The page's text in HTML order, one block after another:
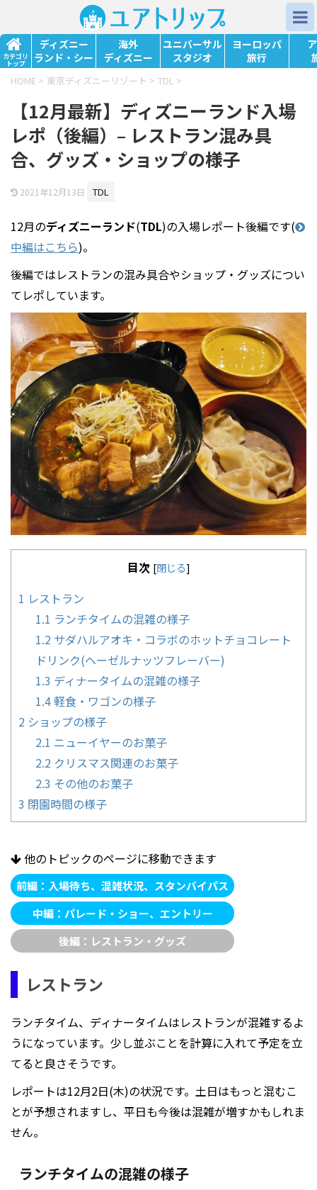
カテゴリ
トップ
ディズニー
ランド・シー
海外
ディズニー
ユニバーサル
スタジオ
ヨーロッパ
旅行
HOME > 東京ディズニーリゾート > TDL >
【12月最新】ディズニーランド入場
レポ（後編）– レストラン混み具
合、グッズ・ショップの様子
2021年12月13日 TDL
12月のディズニーランド(TDL)の入場レポート後編です(
中編はこちら)。
後編ではレストランの混み具合やショップ・グッズについ
てレポしています。
目次 [閉じる]
1 レストラン
1.1 ランチタイムの混雑の様子
1.2 サダハルアオキ・コラボのホットチョコレート
ドリンク(ヘーゼルナッツフレーバー)
1.3 ディナータイムの混雑の様子
1.4 軽食・ワゴンの様子
2 ショップの様子
2.1 ニューイヤーのお菓子
2.2 クリスマス関連のお菓子
2.3 その他のお菓子
3 閉園時間の様子
他のトピックのページに移動できます
前編：入場待ち、混雑状況、スタンバイパス
中編：パレード・ショー、エントリー
後編：レストラン・グッズ
レストラン
ランチタイム、ディナータイムはレストランが混雑するよ
うになっています。少し並ぶことを計算に入れて予定を立
てると良さそうです。
レポートは12月2日(木)の状況です。土日はもっと混むこ
とが予想されますし、平日も今後は混雑が増すかもしれま
せん。
ランチタイムの混雑の様子